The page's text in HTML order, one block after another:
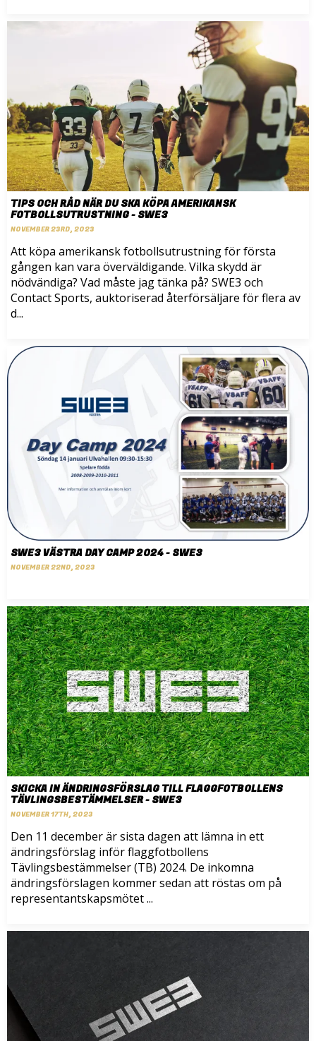
TIPS OCH RÅD NÄR DU SKA KÖPA AMERIKANSK
FOTBOLLSUTRUSTNING - SWE3
NOVEMBER 23RD, 2023
Att köpa amerikansk fotbollsutrustning för första
gången kan vara överväldigande. Vilka skydd är
nödvändiga? Vad måste jag tänka på? SWE3 och
Contact Sports, auktoriserad återförsäljare för flera av
d...
SWE3 VÄSTRA DAY CAMP 2024 - SWE3
NOVEMBER 22ND, 2023
SKICKA IN ÄNDRINGSFÖRSLAG TILL FLAGGFOTBOLLENS
TÄVLINGSBESTÄMMELSER - SWE3
NOVEMBER 17TH, 2023
Den 11 december är sista dagen att lämna in ett
ändringsförslag inför flaggfotbollens
Tävlingsbestämmelser (TB) 2024. De inkomna
ändringsförslagen kommer sedan att röstas om på
representantskapsmötet ...